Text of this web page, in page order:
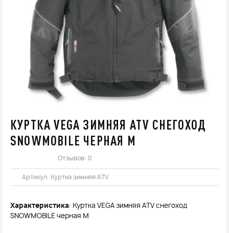
КУРТКА VEGA ЗИМНЯЯ ATV СНЕГОХОД
SNOWMOBILE ЧЕРНАЯ М
Отзывов: 0
Артикул: Куртка зимняя ATV
Характеристика: Куртка VEGA зимняя ATV снегоход
SNOWMOBILE черная М